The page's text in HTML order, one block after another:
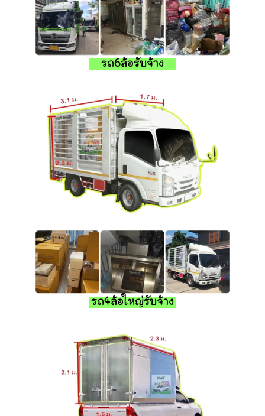
รถ6ล้อรับจ้าง
รถ4ล้อใหญ่รับจ้าง